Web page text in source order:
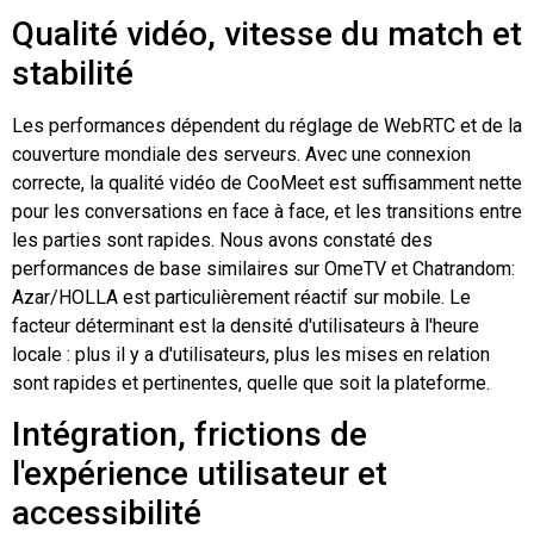
Qualité vidéo, vitesse du match et
stabilité
Les performances dépendent du réglage de WebRTC et de la
couverture mondiale des serveurs. Avec une connexion
correcte, la qualité vidéo de CooMeet est suffisamment nette
pour les conversations en face à face, et les transitions entre
les parties sont rapides. Nous avons constaté des
performances de base similaires sur OmeTV et Chatrandom:
Azar/HOLLA est particulièrement réactif sur mobile. Le
facteur déterminant est la densité d'utilisateurs à l'heure
locale : plus il y a d'utilisateurs, plus les mises en relation
sont rapides et pertinentes, quelle que soit la plateforme.
Intégration, frictions de
l'expérience utilisateur et
accessibilité